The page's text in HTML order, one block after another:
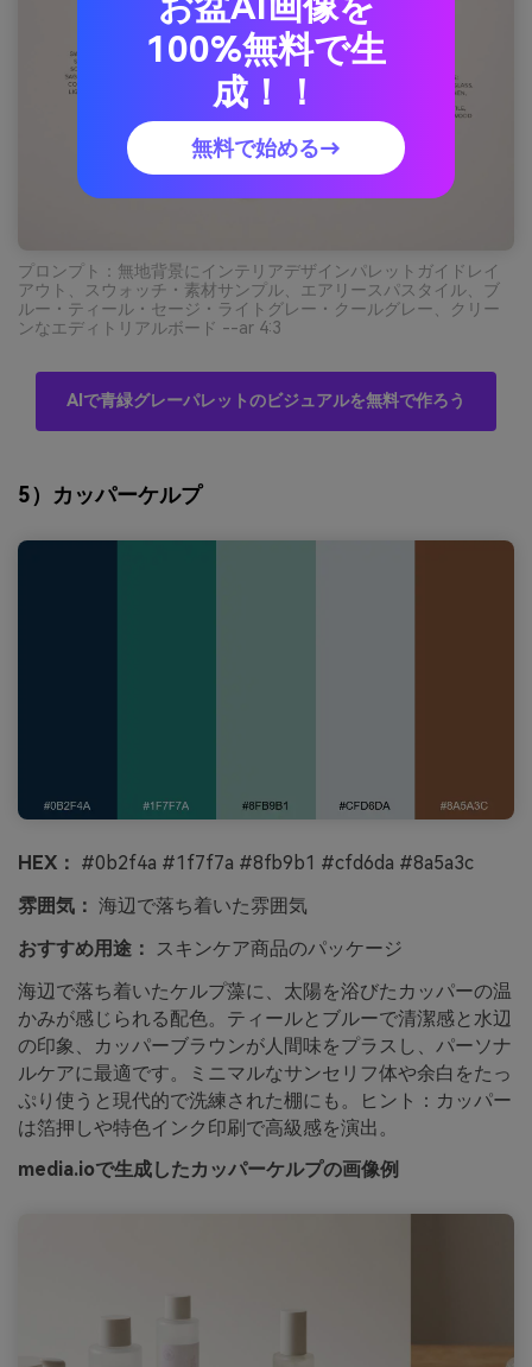
プロンプト：無地背景にインテリアデザインパレットガイドレイ
アウト、スウォッチ・素材サンプル、エアリースパスタイル、ブ
ルー・ティール・セージ・ライトグレー・クールグレー、クリー
ンなエディトリアルボード --ar 4:3
AIで青緑グレーパレットのビジュアルを無料で作ろう
5）カッパーケルプ
HEX： #0b2f4a #1f7f7a #8fb9b1 #cfd6da #8a5a3c
雰囲気： 海辺で落ち着いた雰囲気
おすすめ用途： スキンケア商品のパッケージ
海辺で落ち着いたケルプ藻に、太陽を浴びたカッパーの温
かみが感じられる配色。ティールとブルーで清潔感と水辺
の印象、カッパーブラウンが人間味をプラスし、パーソナ
ルケアに最適です。ミニマルなサンセリフ体や余白をたっ
ぷり使うと現代的で洗練された棚にも。ヒント：カッパー
は箔押しや特色インク印刷で高級感を演出。
media.ioで生成したカッパーケルプの画像例
100%無料で生
成！！
無料で始める→